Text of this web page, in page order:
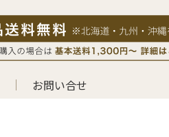
お問い合せ